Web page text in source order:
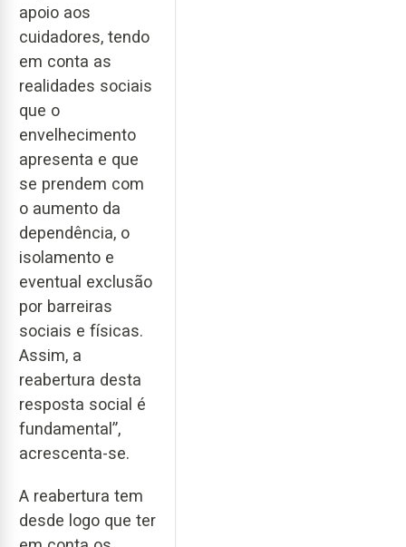
apoio aos
cuidadores, tendo
em conta as
realidades sociais
que o
envelhecimento
apresenta e que
se prendem com
o aumento da
dependência, o
isolamento e
eventual exclusão
por barreiras
sociais e físicas.
Assim, a
reabertura desta
resposta social é
fundamental”,
acrescenta-se.
A reabertura tem
desde logo que ter